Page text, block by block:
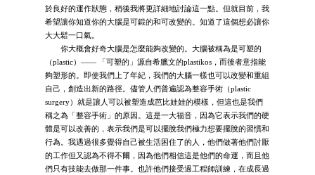
於良好的運作狀態，稍後我將更詳細地討論這一點。但就目前，我
希望讓你知道你的大腦是可鍛的和可改變的。知道了這個想必讓你
大大鬆一口氣。
你大概會好奇大腦是怎麼能夠改變的。大腦被稱為是可塑的
（plastic）—— 「可塑的」源自希臘文的plastikos，而後者意指能
夠塑形的。即使我們上了年紀，我們的大腦一樣也可以改變和重組
自己，創造出新的路徑。儘管人們普遍認為整容手術（plastic
surgery）就是讓人可以被塑造成芭比娃娃的模樣，但這也是我們
稱之為「整容手術」的原因。這是一大福音，因為它表示我們的硬
體是可以改善的，表示我們是可以擺脫我們極力想要擺脫的習慣和
行為。我遇過很多覺得自己被生活困住了的人，他們做著他們討厭
的工作但又認為不得不爾，因為他們相信這是他們的命運，而且他
們只有技能去做那一件事。也許他們接受過工程師訓練，在成長過